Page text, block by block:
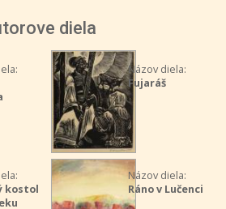
diela
Názov diela:
Fujaráš
kostol
Názov diela:
Ráno v Lučenci